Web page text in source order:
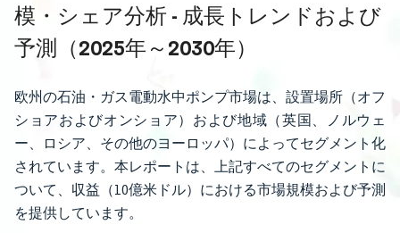
模・シェア分析 - 成長トレンドおよび
予測（2025年～2030年）
欧州の石油・ガス電動水中ポンプ市場は、設置場所（オフ
ショアおよびオンショア）および地域（英国、ノルウェ
ー、ロシア、その他のヨーロッパ）によってセグメント化
されています。本レポートは、上記すべてのセグメントに
ついて、収益（10億米ドル）における市場規模および予測
を提供しています。